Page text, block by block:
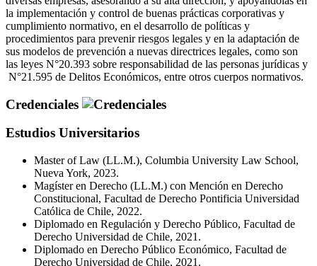
la implementación y control de buenas prácticas corporativas y
cumplimiento normativo, en el desarrollo de políticas y
procedimientos para prevenir riesgos legales y en la adaptación de
sus modelos de prevención a nuevas directrices legales, como son
las leyes N°20.393 sobre responsabilidad de las personas jurídicas y
N°21.595 de Delitos Económicos, entre otros cuerpos normativos.
Credenciales
Estudios Universitarios
Master of Law (LL.M.), Columbia University Law School,
Nueva York, 2023.
Magíster en Derecho (LL.M.) con Mención en Derecho
Constitucional, Facultad de Derecho Pontificia Universidad
Católica de Chile, 2022.
Diplomado en Regulación y Derecho Público, Facultad de
Derecho Universidad de Chile, 2021.
Diplomado en Derecho Público Económico, Facultad de
Derecho Universidad de Chile, 2021.